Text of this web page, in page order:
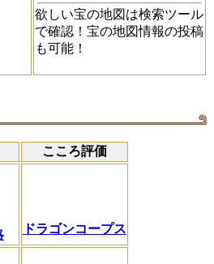
欲しい宝の地図は検索ツール
で確認！宝の地図情報の投稿
も可能！
こころ評価
ドラゴンコープス